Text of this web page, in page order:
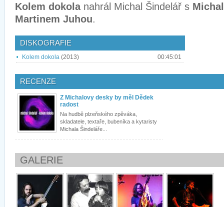
Kolem dokolanahrál Michal Šindelář s
Martinem Juhou.
DISKOGRAFIE
Kolem dokola (2013) 00:45:01
RECENZE
Z Michalovy desky by měl Dědek
radost
Na hudbě plzeňského zpěváka,
skladatele, textaře, bubeníka a kytaristy
Michala Šindeláře...
GALERIE